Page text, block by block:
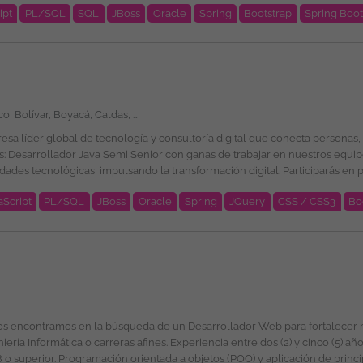
edad, discapacidad, orientación sexual, identidad o expresión
es divulgada a través de ticjob.co
PL/SQL SQL JBoss Oracle Spring Bootstrap Spring Boot
Amazonas, Antioquia, Arauca, Atlántico, Bolívar, Boyacá, Caldas, Caquetá, Casanare, Cauca, Cesar, Chocó, Córdoba, Cundinamarca, Guainía, Guaviare, Huila, La Guajira, Magdalena, Meta, Nariño, Norte de Santander, Putumayo, Quindío, Risaralda, Santander, Sucre, Tolima, Valle del Cauca, Vaupés, Vichada, San Andrés, Providencia y Santa Catalina, Bogotá
Programas de
edad, discapacidad, orientación sexual, identidad o expresión
es divulgada a través de ticjob.co
PL/SQL JBoss Oracle Spring JQuery CSS / CSS3
cinco (5) años en Desarrollo de Aplicaciones Web. Conocimientos